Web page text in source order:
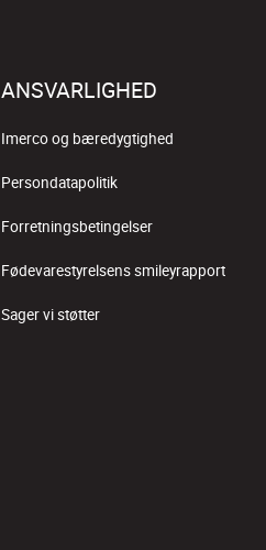
ANSVARLIGHED
Imerco og bæredygtighed
Persondatapolitik
Forretningsbetingelser
Fødevarestyrelsens smileyrapport
Sager vi støtter